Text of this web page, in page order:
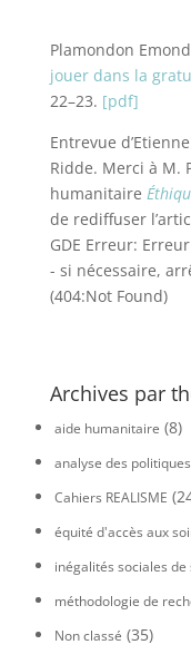
Plamondon
jouer dans la
22–23. [pdf]
Entrevue
Ridde. Merci à M.
humanitaire
de rediffuser
GDE Erreur:
- si nécessaire,
(404:Not Found)
Archives par
aide humanitaire (8)
analyse des
Cahiers REALISME
équité d'accès aux
inégalités sociales de
méthodologie de
Non classé (35)